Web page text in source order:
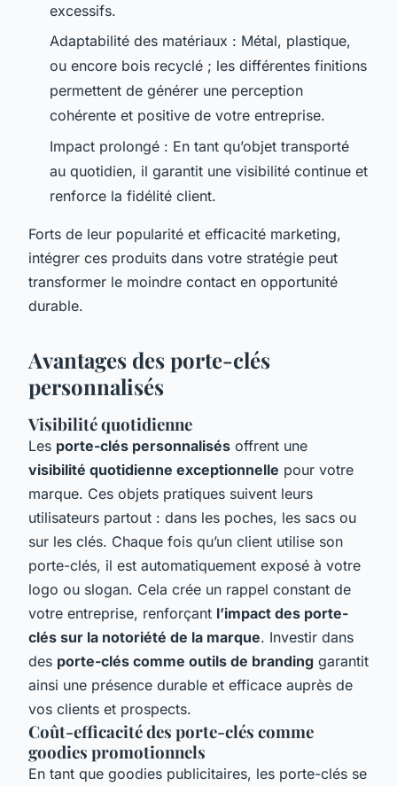
excessifs.
Adaptabilité des matériaux : Métal, plastique,
ou encore bois recyclé ; les différentes finitions
permettent de générer une perception
cohérente et positive de votre entreprise.
Impact prolongé : En tant qu’objet transporté
au quotidien, il garantit une visibilité continue et
renforce la fidélité client.
Forts de leur popularité et efficacité marketing,
intégrer ces produits dans votre stratégie peut
transformer le moindre contact en opportunité
durable.
Avantages des porte-clés
personnalisés
Visibilité quotidienne
Les porte-clés personnalisés offrent une
visibilité quotidienne exceptionnelle pour votre
marque. Ces objets pratiques suivent leurs
utilisateurs partout : dans les poches, les sacs ou
sur les clés. Chaque fois qu’un client utilise son
porte-clés, il est automatiquement exposé à votre
logo ou slogan. Cela crée un rappel constant de
votre entreprise, renforçant l’impact des porte-
clés sur la notoriété de la marque. Investir dans
des porte-clés comme outils de branding garantit
ainsi une présence durable et efficace auprès de
vos clients et prospects.
Coût-efficacité des porte-clés comme
goodies promotionnels
En tant que goodies publicitaires, les porte-clés se